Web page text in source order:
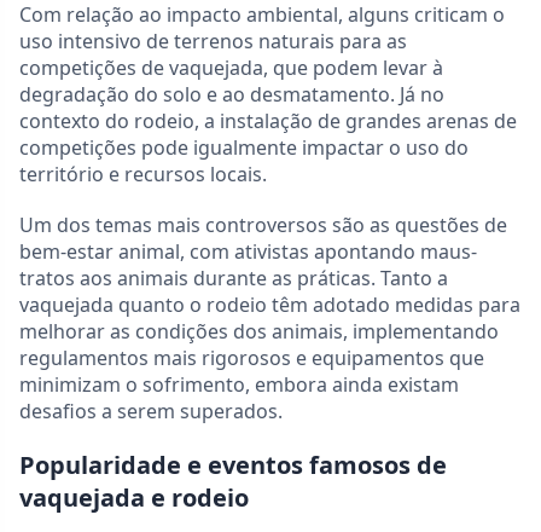
Com relação ao impacto ambiental, alguns criticam o
uso intensivo de terrenos naturais para as
competições de vaquejada, que podem levar à
degradação do solo e ao desmatamento. Já no
contexto do rodeio, a instalação de grandes arenas de
competições pode igualmente impactar o uso do
território e recursos locais.
Um dos temas mais controversos são as questões de
bem-estar animal, com ativistas apontando maus-
tratos aos animais durante as práticas. Tanto a
vaquejada quanto o rodeio têm adotado medidas para
melhorar as condições dos animais, implementando
regulamentos mais rigorosos e equipamentos que
minimizam o sofrimento, embora ainda existam
desafios a serem superados.
Popularidade e eventos famosos de
vaquejada e rodeio